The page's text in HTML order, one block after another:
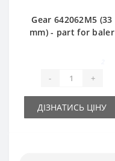
Gear 642062M5 (33
mm) - part for baler
- +
ДІЗНАТИСЬ ЦІНУ